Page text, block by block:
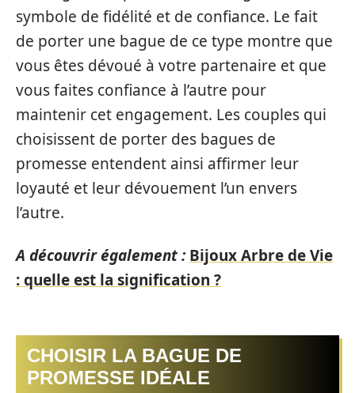
symbole de fidélité et de confiance. Le fait
de porter une bague de ce type montre que
vous êtes dévoué à votre partenaire et que
vous faites confiance à l’autre pour
maintenir cet engagement. Les couples qui
choisissent de porter des bagues de
promesse entendent ainsi affirmer leur
loyauté et leur dévouement l’un envers
l’autre.
A découvrir également : Bijoux Arbre de Vie
: quelle est la signification ?
CHOISIR LA BAGUE DE
PROMESSE IDÉALE